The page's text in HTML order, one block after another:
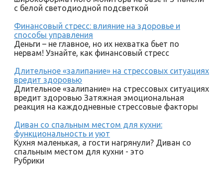
с белой светодиодной подсветкой
Финансовый стресс: влияние на здоровье и
способы управления
Деньги – не главное, но их нехватка бьет по
нервам! Узнайте, как финансовый стресс
Длительное «залипание» на стрессовых ситуациях
вредит здоровью
Длительное «залипание» на стрессовых ситуациях
вредит здоровью Затяжная эмоциональная
реакция на каждодневные стрессовые факторы
Диван со спальным местом для кухни:
функциональность и уют
Кухня маленькая, а гости нагрянули? Диван со
спальным местом для кухни - это
Рубрики